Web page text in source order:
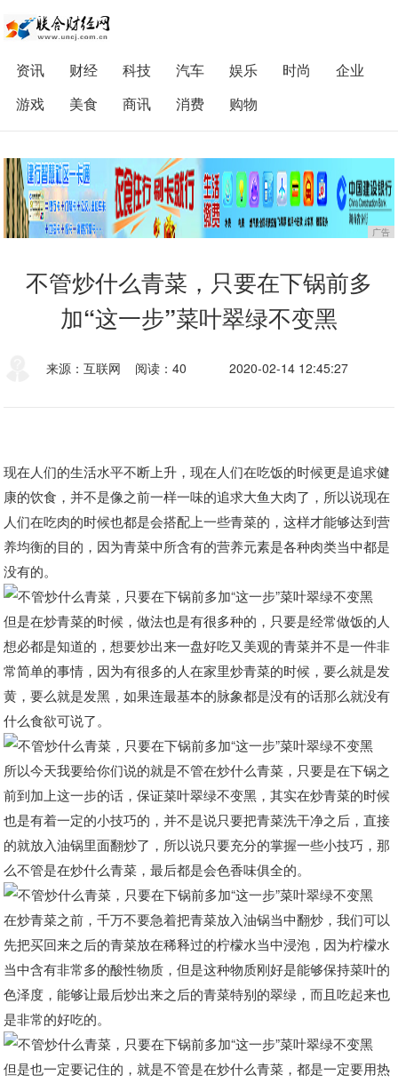
资讯 财经 科技 汽车 娱乐 时尚
企业
游戏
美食 商讯 消费 购物
广告
不管炒什么青菜，只要在下锅前多
加“这一步”菜叶翠绿不变黑
来源：互联网 阅读：40 2020-02-14 12:45:27
现在人们的生活水平不断上升，现在人们在吃饭的时候更是追求健
康的饮食，并不是像之前一样一味的追求大鱼大肉了，所以说现在
人们在吃肉的时候也都是会搭配上一些青菜的，这样才能够达到营
养均衡的目的，因为青菜中所含有的营养元素是各种肉类当中都是
没有的。
但是在炒青菜的时候，做法也是有很多种的，只要是经常做饭的人
想必都是知道的，想要炒出来一盘好吃又美观的青菜并不是一件非
常简单的事情，因为有很多的人在家里炒青菜的时候，要么就是发
黄，要么就是发黑，如果连最基本的脉象都是没有的话那么就没有
什么食欲可说了。
所以今天我要给你们说的就是不管在炒什么青菜，只要是在下锅之
前到加上这一步的话，保证菜叶翠绿不变黑，其实在炒青菜的时候
也是有着一定的小技巧的，并不是说只要把青菜洗干净之后，直接
的就放入油锅里面翻炒了，所以说只要充分的掌握一些小技巧，那
么不管是在炒什么青菜，最后都是会色香味俱全的。
在炒青菜之前，千万不要急着把青菜放入油锅当中翻炒，我们可以
先把买回来之后的青菜放在稀释过的柠檬水当中浸泡，因为柠檬水
当中含有非常多的酸性物质，但是这种物质刚好是能够保持菜叶的
色泽度，能够让最后炒出来之后的青菜特别的翠绿，而且吃起来也
是非常的好吃的。
但是也一定要记住的，就是不管是在炒什么青菜，都是一定要用热